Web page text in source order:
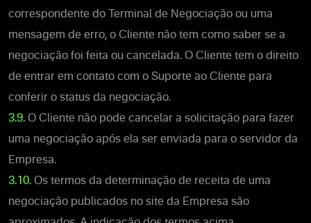
correspondente do Terminal de Negociação ou uma
mensagem de erro, o Cliente não tem como saber se a
negociação foi feita ou cancelada. O Cliente tem o direito
de entrar em contato com o Suporte ao Cliente para
conferir o status da negociação.
3.9. O Cliente não pode cancelar a solicitação para fazer
uma negociação após ela ser enviada para o servidor da
Empresa.
3.10. Os termos da determinação de receita de uma
negociação publicados no site da Empresa são